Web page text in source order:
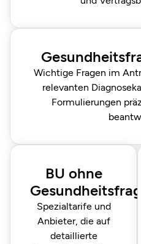
Wichtige Fragen im
relevanten
Formulierungen
BU ohne
Spezialtarife und
Anbieter, die auf
detaillierte